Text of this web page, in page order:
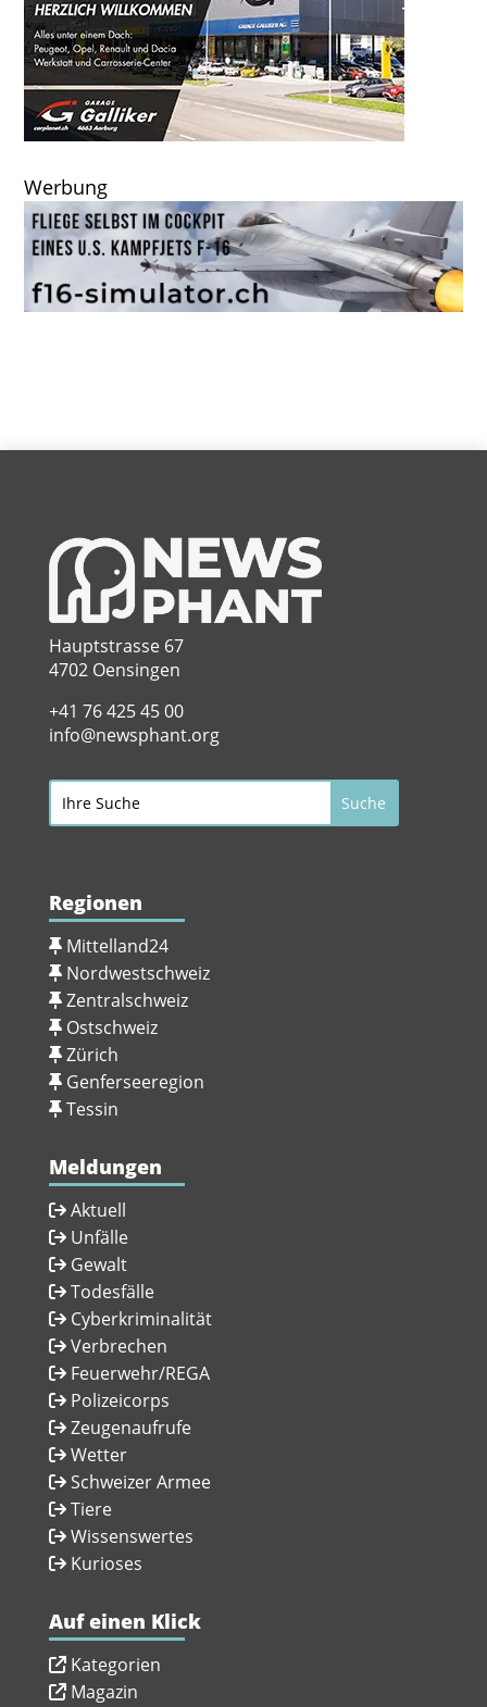
Werbung
Hauptstrasse 67
4702 Oensingen
+41 76 425 45 00
info@newsphant.org
Regionen
Mittelland24
Nordwestschweiz
Zentralschweiz
Ostschweiz
Zürich
Genferseeregion
Tessin
Meldungen
Aktuell
Unfälle
Gewalt
Todesfälle
Cyberkriminalität
Verbrechen
Feuerwehr/REGA
Polizeicorps
Zeugenaufrufe
Wetter
Schweizer Armee
Tiere
Wissenswertes
Kurioses
Auf einen Klick
Kategorien
Magazin